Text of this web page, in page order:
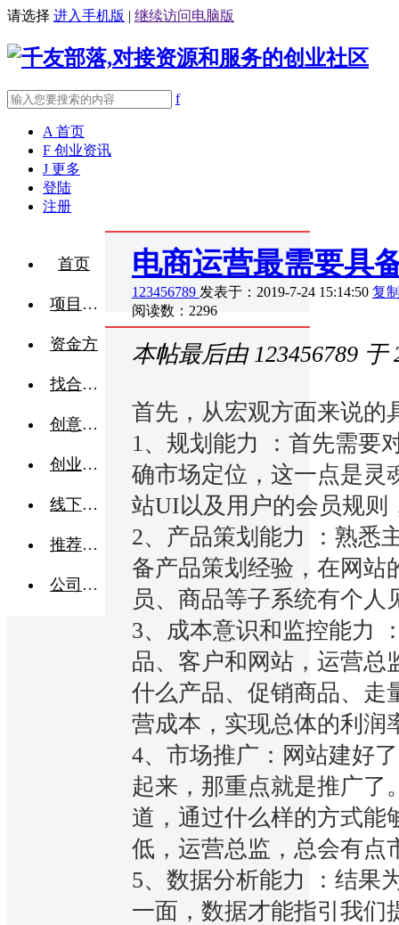
请选择 进入手机版 | 继续访问电脑版
f
A 首页
F 创业资讯
J 更多
登陆
注册
首页
项目融资
资金方
找合伙人
创意点子
创业交流
线下活动
推荐企业
公司转让
电商运营最需要具
123456789 发表于：2019-7-24 15:14:50 复
阅读数：2296
本帖最后由 123456789 于
首先，从宏观方面来说的
1、规划能力 ：首先需要
确市场定位，这一点是灵
站UI以及用户的会员规则
2、产品策划能力 ：熟悉
备产品策划经验，在网站
员、商品等子系统有个人
3、成本意识和监控能力
品、客户和网站，运营总
什么产品、促销商品、走
营成本，实现总体的利润
4、市场推广：网站建好
起来，那重点就是推广了
道，通过什么样的方式能
低，运营总监，总会有点
5、数据分析能力 ：结果
一面，数据才能指引我们